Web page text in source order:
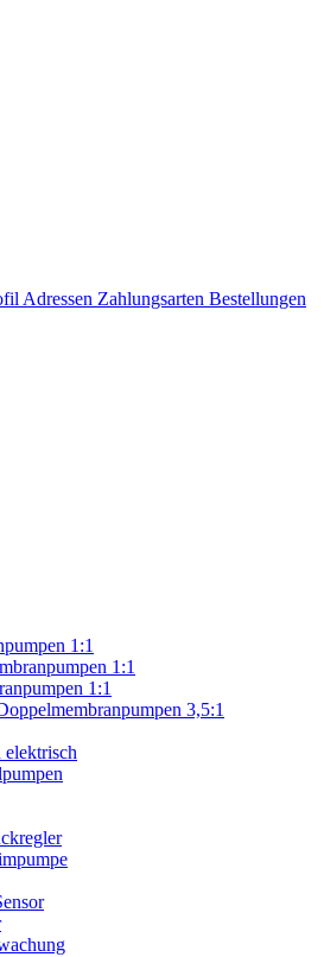
Adressen Zahlungsarten Bestellungen
1:1
1:1
1:1
3,5:1